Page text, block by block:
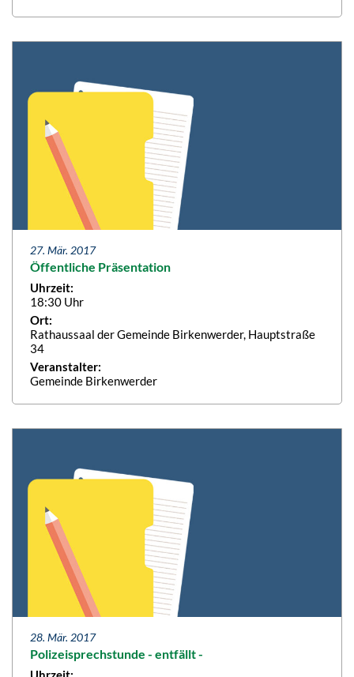
27. Mär. 2017
Öffentliche Präsentation
Uhrzeit:
18:30 Uhr
Ort:
Rathaussaal der Gemeinde Birkenwerder, Hauptstraße
34
Veranstalter:
Gemeinde Birkenwerder
28. Mär. 2017
Polizeisprechstunde - entfällt -